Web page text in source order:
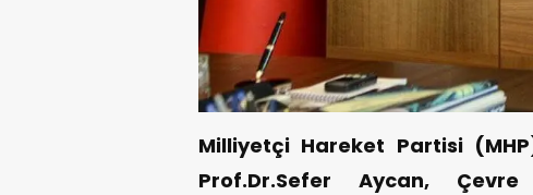
Milliyetçi Hareket Partisi
Prof.Dr.Sefer Aycan,